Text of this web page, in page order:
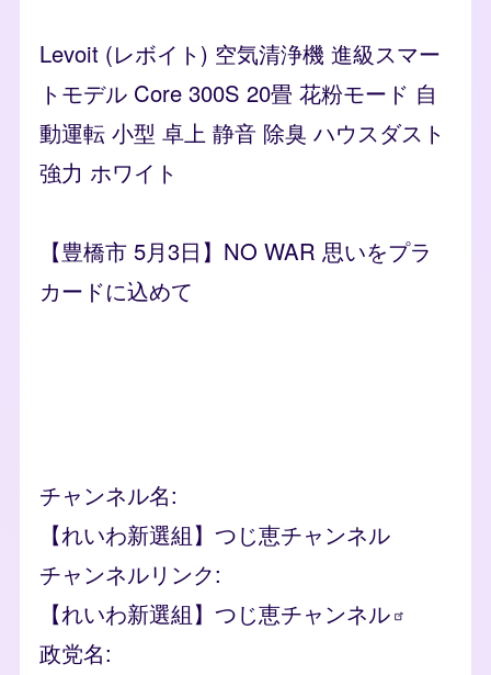
Levoit (レボイト) 空気清浄機 進級スマー
トモデル Core 300S 20畳 花粉モード 自
動運転 小型 卓上 静音 除臭 ハウスダスト
強力 ホワイト
【豊橋市 5月3日】NO WAR 思いをプラ
カードに込めて
チャンネル名
【れいわ新選組】つじ恵チャンネル
チャンネルリンク
【れいわ新選組】つじ恵チャンネル
政党名